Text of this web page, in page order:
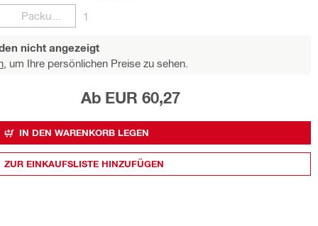
1
nicht angezeigt
um Ihre persönlichen Preise zu sehen.
Ab EUR 60,27
IN DEN WARENKORB LEGEN
ZUR EINKAUFSLISTE HINZUFÜGEN